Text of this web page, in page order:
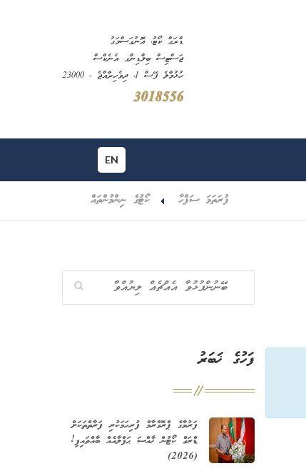
ޑްރަގް ކޯޓު، އޮނުގަސްމަގު
ޖަސްޓިސް ބިލްޑިންގ އެނެކްސް
ހުޅުމާލެ ފޭސް 1، ދިވެހިރާއްޖެ ، 23000
3018556
EN
ފުރަތަމަ ސަފްހާ ކޯޓުގެ ނިންމުންތައް
ފަހުގެ ޚަބަރު
ފަރުވާގެ ޕްރޮގްރާމް ފުރިހަމަކުރި ފަރާތްތަކަށް
ޑްރަގް ކޯޓުން ޚާއްސަ ޙަފްލާއެއް ބާއްވައިފި!
(2026)